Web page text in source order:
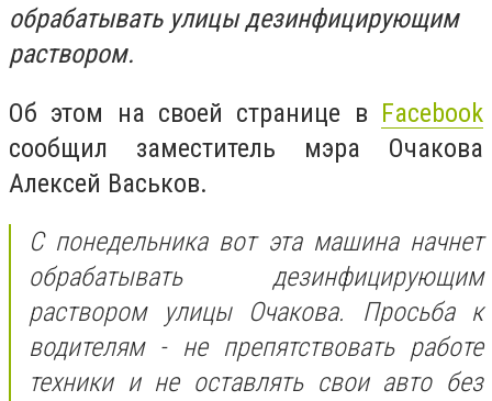
обрабатывать улицы дезинфицирующим
раствором.
Об этом на своей странице в Facebook
cообщил заместитель мэра Очакова
Алексей Васьков.
С понедельника вот эта машина начнет
обрабатывать дезинфицирующим
раствором улицы Очакова. Просьба к
водителям - не препятствовать работе
техники и не оставлять свои авто без